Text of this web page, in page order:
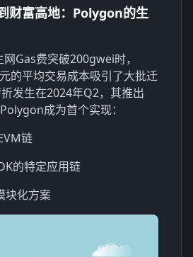
财富高地：Polygon的生
Gas费突破200gwei时，
的平均交易成本吸引了大批迁
发生在2024年Q2，其推出
成为首个实现：
链
的特定应用链
块化方案